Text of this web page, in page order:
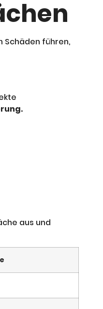
Schäden führen,
aus und